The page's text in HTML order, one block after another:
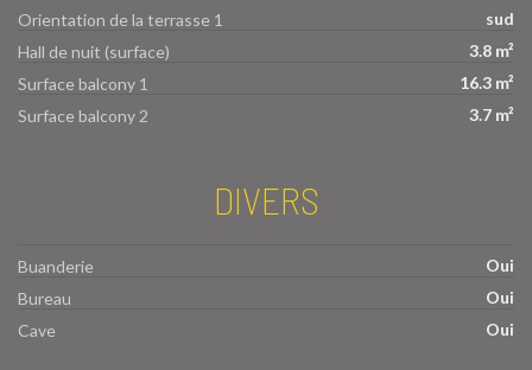
Orientation de la terrasse 1
sud
Hall de nuit (surface)
3.8 m²
Surface balcony 1
16.3 m²
Surface balcony 2
3.7 m²
DIVERS
Buanderie
Oui
Bureau
Oui
Cave
Oui